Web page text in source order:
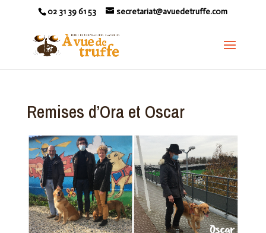
02 31 39 61 53 secretariat@avuedetruffe.com
Remises d’Ora et Oscar